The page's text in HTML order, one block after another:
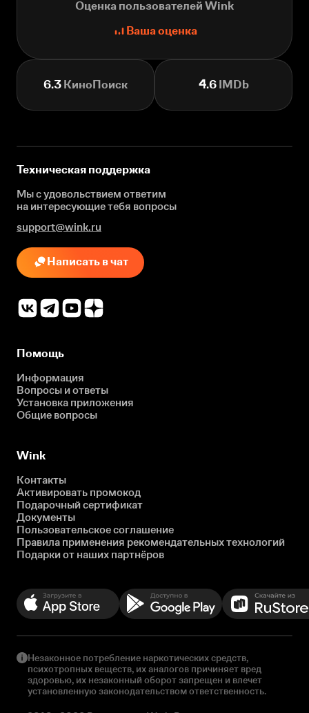
Оценка пользователей Wink
Ваша оценка
6.3 КиноПоиск 4.6IMDb
Техническая поддержка
Мы с удовольствием ответим
на интересующиетебя вопросы
support@wink.ru
Написать в чат
Помощь
Информация
Вопросы и ответы
Установка приложения
Общие вопросы
Wink
Контакты
Активировать промокод
Подарочный сертификат
Документы
Пользовательское соглашение
Правила применения рекомендательных технологий
Подарки от наших партнёров
Незаконное потребление наркотических средств,
психотропных веществ, их аналогов причиняет вред
здоровью, их незаконный оборот запрещен и влечет
установленную законодательством ответственность.